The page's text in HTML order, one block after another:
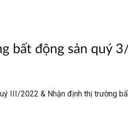
bất động sản quý
III/2022 & Nhận định thị trường